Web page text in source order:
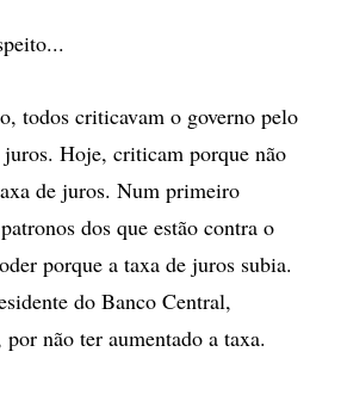
todos criticavam o governo pelo
juros. Hoje, criticam porque não
de juros. Num primeiro
dos que estão contra o
porque a taxa de juros subia.
do Banco Central,
não ter aumentado a taxa.